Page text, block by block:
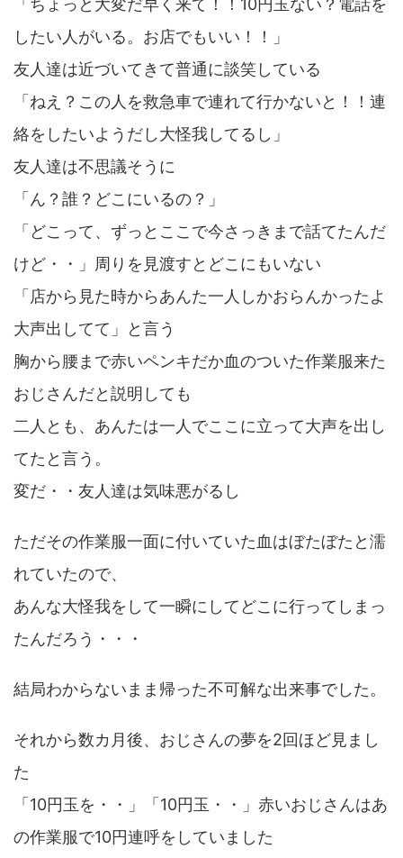
したい人がいる。お店でもいい！！」
友人達は近づいてきて普通に談笑している
「ねえ？この人を救急車で連れて行かないと！！連
絡をしたいようだし大怪我してるし」
友人達は不思議そうに
「ん？誰？どこにいるの？」
「どこって、ずっとここで今さっきまで話てたんだ
けど・・」周りを見渡すとどこにもいない
「店から見た時からあんた一人しかおらんかったよ
大声出してて」と言う
胸から腰まで赤いペンキだか血のついた作業服来た
おじさんだと説明しても
二人とも、あんたは一人でここに立って大声を出し
てたと言う。
変だ・・友人達は気味悪がるし
ただその作業服一面に付いていた血はぼたぼたと濡
れていたので、
あんな大怪我をして一瞬にしてどこに行ってしまっ
たんだろう・・・
結局わからないまま帰った不可解な出来事でした。
それから数カ月後、おじさんの夢を2回ほど見まし
た
「10円玉を・・」「10円玉・・」赤いおじさんはあ
の作業服で10円連呼をしていました